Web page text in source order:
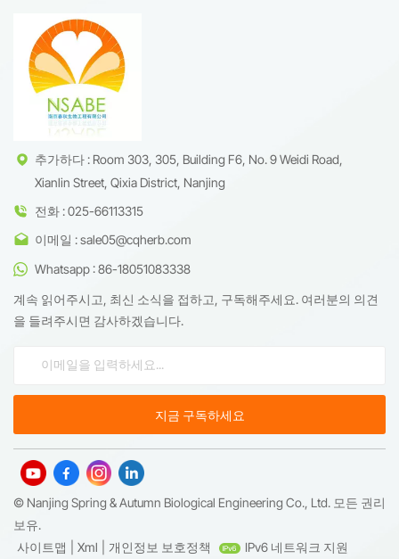
추가하다 : Room 303, 305, Building F6, No. 9 Weidi Road,
Xianlin Street, Qixia District, Nanjing
전화 : 025-66113315
이메일 : sale05@cqherb.com
Whatsapp : 86-18051083338
계속 읽어주시고, 최신 소식을 접하고, 구독해주세요. 여러분의 의견
을 들려주시면 감사하겠습니다.
© Nanjing Spring & Autumn Biological Engineering Co., Ltd. 모든 권리
보유.
사이트맵
Xml 개인정보 보호정책 IPv6 네트워크 지원